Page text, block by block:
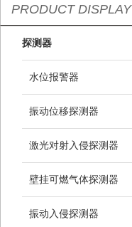
PRODUCT DISPLAY
探测器
水位报警器
振动位移探测器
激光对射入侵探测器
壁挂可燃气体探测器
振动入侵探测器